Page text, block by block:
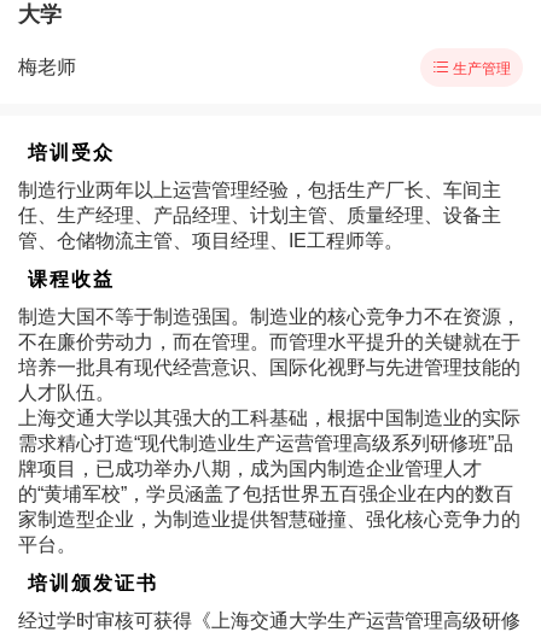
大学
梅老师  生产管理
培训受众
制造行业两年以上运营管理经验，包括生产厂长、车间主
任、生产经理、产品经理、计划主管、质量经理、设备主
管、仓储物流主管、项目经理、IE工程师等。
课程收益
制造大国不等于制造强国。制造业的核心竞争力不在资源，
不在廉价劳动力，而在管理。而管理水平提升的关键就在于
培养一批具有现代经营意识、国际化视野与先进管理技能的
人才队伍。
上海交通大学以其强大的工科基础，根据中国制造业的实际
需求精心打造“现代制造业生产运营管理高级系列研修班”品
牌项目，已成功举办八期，成为国内制造企业管理人才
的“黄埔军校”，学员涵盖了包括世界五百强企业在内的数百
家制造型企业，为制造业提供智慧碰撞、强化核心竞争力的
平台。
培训颁发证书
经过学时审核可获得《上海交通大学生产运营管理高级研修